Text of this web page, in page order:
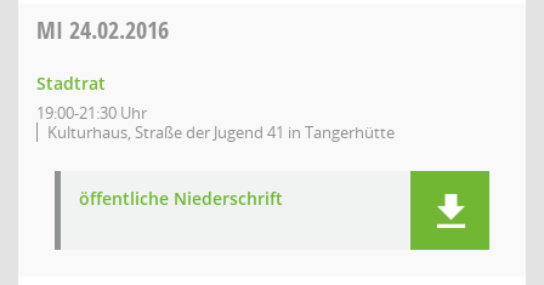
MI 24.02.2016
Stadtrat
19:00-21:30 Uhr
Kulturhaus, Straße der Jugend 41 in Tangerhütte
öffentliche Niederschrift